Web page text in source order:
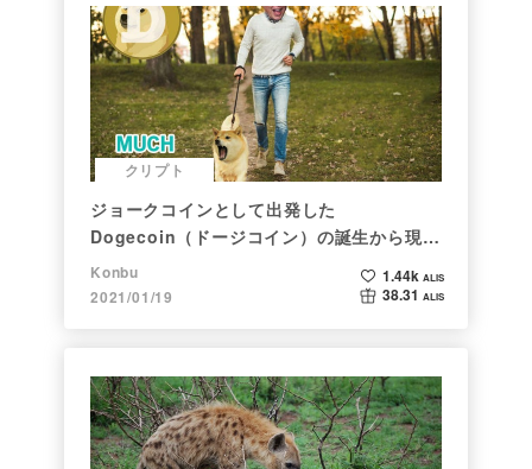
クリプト
ジョークコインとして出発した
Dogecoin（ドージコイン）の誕生から現在
まで。注目される非証券性🐶
Konbu
2021/01/19
1.44k ALIS
38.31 ALIS